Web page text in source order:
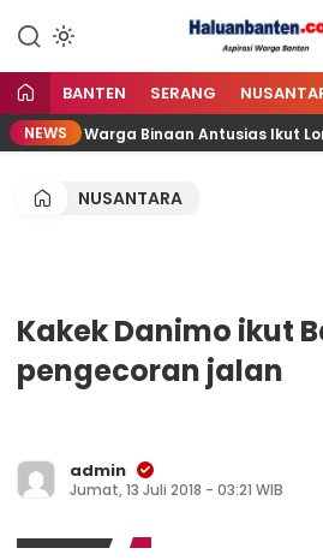
konten
Haluan Banten
Aspirasi Warga
BANTEN SERANG
NEWSdan Warga Binaan Antusias Ikut
NUSANTARA
Kakek Danimo ikut
pengecoran jalan
admin
Jumat, 13 Juli 2018 - 03:21 WIB